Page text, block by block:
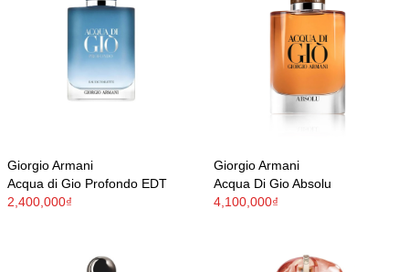
Giorgio Armani
Acqua di Gio Profondo EDT
2,400,000₫
Giorgio Armani
Acqua Di Gio Absolu
4,100,000₫